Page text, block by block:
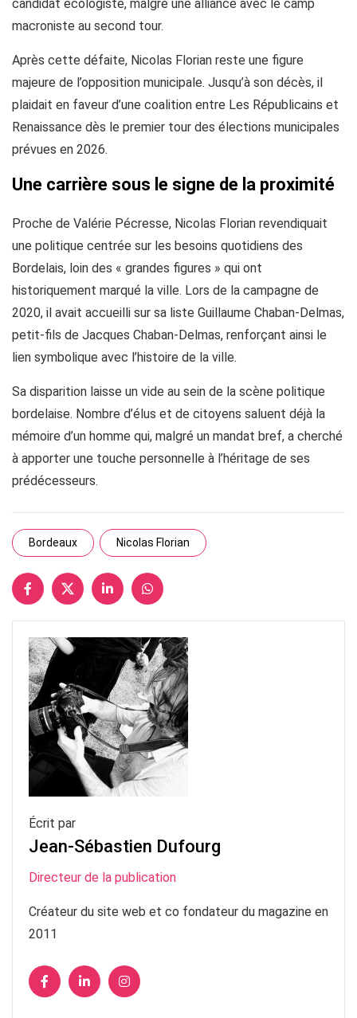
candidat écologiste, malgré une alliance avec le camp
macroniste au second tour.
Après cette défaite, Nicolas Florian reste une figure
majeure de l’opposition municipale. Jusqu’à son décès, il
plaidait en faveur d’une coalition entre Les Républicains et
Renaissance dès le premier tour des élections municipales
prévues en 2026.
Une carrière sous le signe de la proximité
Proche de Valérie Pécresse, Nicolas Florian revendiquait
une politique centrée sur les besoins quotidiens des
Bordelais, loin des « grandes figures » qui ont
historiquement marqué la ville. Lors de la campagne de
2020, il avait accueilli sur sa liste Guillaume Chaban-Delmas,
petit-fils de Jacques Chaban-Delmas, renforçant ainsi le
lien symbolique avec l’histoire de la ville.
Sa disparition laisse un vide au sein de la scène politique
bordelaise. Nombre d’élus et de citoyens saluent déjà la
mémoire d’un homme qui, malgré un mandat bref, a cherché
à apporter une touche personnelle à l’héritage de ses
prédécesseurs.
Bordeaux Nicolas Florian
Écrit par
Jean-Sébastien Dufourg
Directeur de la publication
Créateur du site web et co fondateur du magazine en
2011